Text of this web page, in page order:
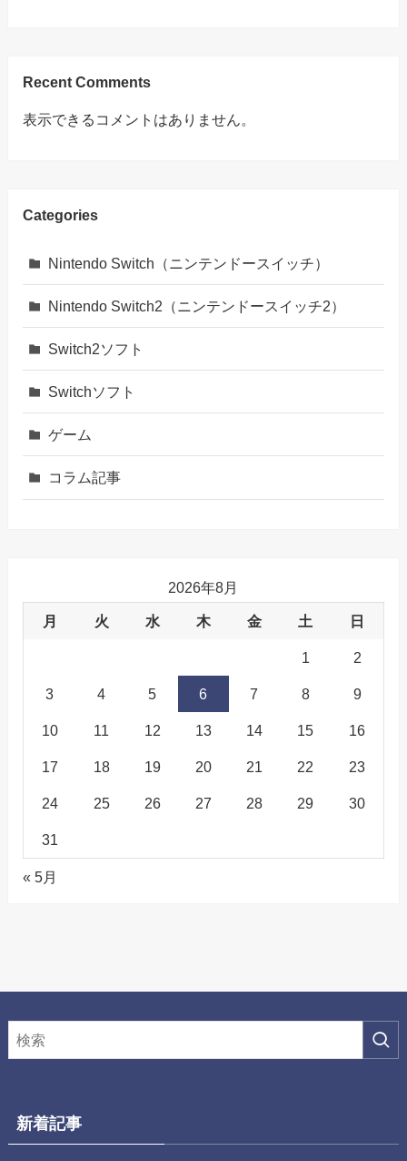
Recent Comments
表示できるコメントはありません。
Categories
Nintendo Switch（ニンテンドースイッチ）
Nintendo Switch2（ニンテンドースイッチ2）
Switch2ソフト
Switchソフト
ゲーム
コラム記事
2026年8月
月 火 水 木 金 土 日
1 2
3 4 5 6 7 8 9
10 11 12 13 14 15 16
17 18 19 20 21 22 23
24 25 26 27 28 29 30
31
« 5月
新着記事